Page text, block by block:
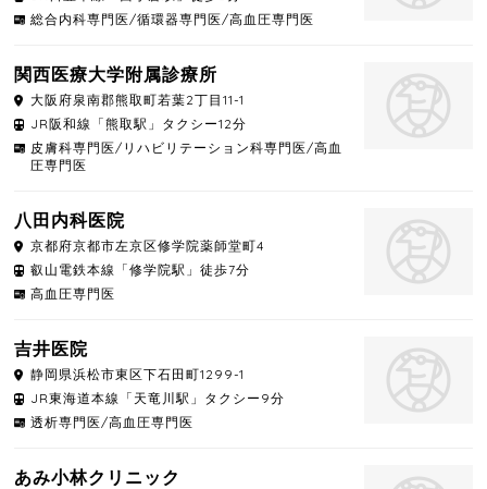
総合内科専門医/循環器専門医/高血圧専門医
関西医療大学附属診療所
大阪府泉南郡熊取町若葉2丁目11-1
JR阪和線「熊取駅」タクシー12分
皮膚科専門医/リハビリテーション科専門医/高血
圧専門医
八田内科医院
京都府京都市左京区修学院薬師堂町4
叡山電鉄本線「修学院駅」徒歩7分
高血圧専門医
吉井医院
静岡県浜松市東区下石田町1299-1
JR東海道本線「天竜川駅」タクシー9分
透析専門医/高血圧専門医
あみ小林クリニック